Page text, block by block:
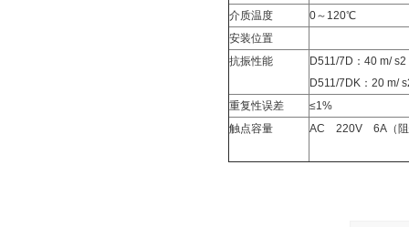
介质温度
0～120℃
安装位置
抗振性能
D511/7D：40 m/ s2
D511/7DK：20 m/
重复性误差
≤1%
触点容量
AC 220V 6A（阻